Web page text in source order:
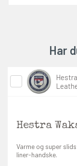
Har
Hestra
Hestra
Varme og super
liner-handske.